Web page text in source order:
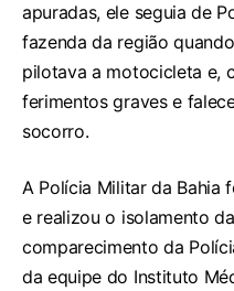
apuradas, ele seguia de
fazenda da região
pilotava a motocicleta e,
ferimentos graves e
socorro.
A Polícia Militar da Bahia
e realizou o isolamento
comparecimento da
da equipe do Instituto